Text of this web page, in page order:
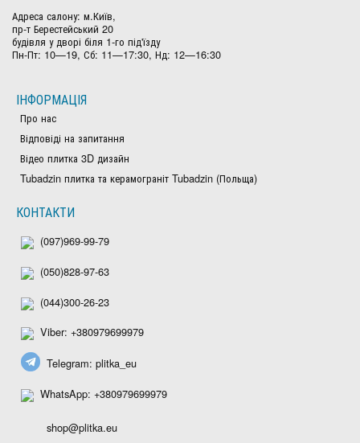
Адреса салону: м.Київ,
пр-т Берестейський 20
будівля у дворі біля 1-го під'їзду
Пн-Пт: 10—19, Сб: 11—17:30, Нд: 12—16:30
ІНФОРМАЦІЯ
Про нас
Відповіді на запитання
Відео плитка 3D дизайн
Tubadzin плитка та керамограніт Tubadzin (Польща)
КОНТАКТИ
(097)969-99-79
(050)828-97-63
(044)300-26-23
Viber: +380979699979
Telegram: plitka_eu
WhatsApp: +380979699979
shop@plitka.eu